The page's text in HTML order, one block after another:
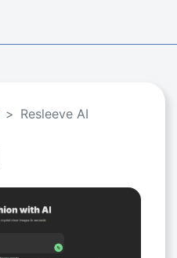
Resleeve AI